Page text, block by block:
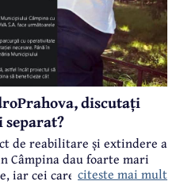
discutați
separat?
de reabilitare și extindere a
Câmpina dau foarte mari
iar cei care suferă sunt
citeste mai mult